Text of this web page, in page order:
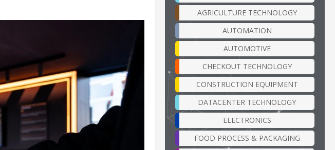
AGRICULTURE TECHNOLOGY
AUTOMATION
AUTOMOTIVE
CHECKOUT TECHNOLOGY
CONSTRUCTION EQUIPMENT
DATACENTER TECHNOLOGY
ELECTRONICS
FOOD PROCESS & PACKAGING